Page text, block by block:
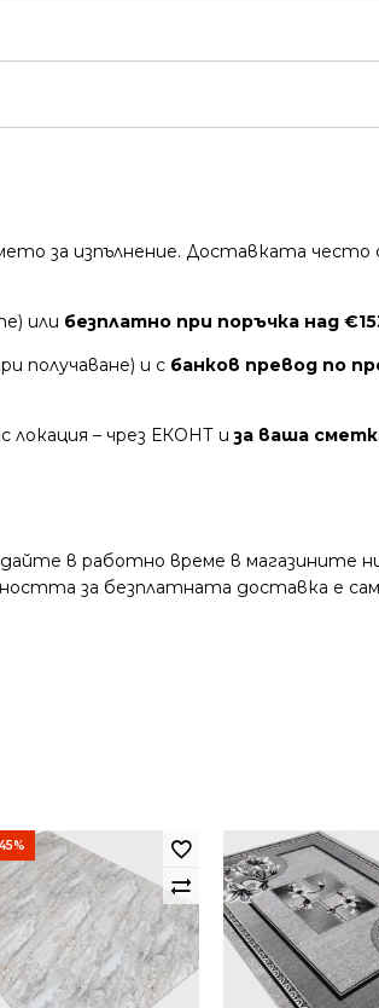
за изпълнение. Доставката
или безплатно при поръчка над
получаване) и с банков превод по
локация – чрез ЕКОНТ иза ваша
в работно време в магазините
за безплатната доставка е